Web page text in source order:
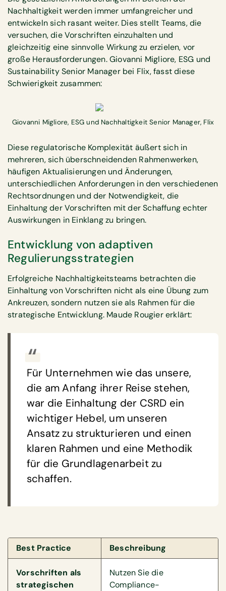
Nachhaltigkeit werden immer umfangreicher und
entwickeln sich rasant weiter. Dies stellt Teams, die
versuchen, die Vorschriften einzuhalten und
gleichzeitig eine sinnvolle Wirkung zu erzielen, vor
große Herausforderungen. Giovanni Migliore, ESG und
Sustainability Senior Manager bei Flix, fasst diese
Schwierigkeit zusammen:
Giovanni Migliore, ESG und Nachhaltigkeit Senior Manager, Flix
Diese regulatorische Komplexität äußert sich in
mehreren, sich überschneidenden Rahmenwerken,
häufigen Aktualisierungen und Änderungen,
unterschiedlichen Anforderungen in den verschiedenen
Rechtsordnungen und der Notwendigkeit, die
Einhaltung der Vorschriften mit der Schaffung echter
Auswirkungen in Einklang zu bringen.
Entwicklung von adaptiven
Regulierungsstrategien
Erfolgreiche Nachhaltigkeitsteams betrachten die
Einhaltung von Vorschriften nicht als eine Übung zum
Ankreuzen, sondern nutzen sie als Rahmen für die
strategische Entwicklung. Maude Rougier erklärt:
Für Unternehmen wie das unsere,
die am Anfang ihrer Reise stehen,
war die Einhaltung der CSRD ein
wichtiger Hebel, um unseren
Ansatz zu strukturieren und einen
klaren Rahmen und eine Methodik
für die Grundlagenarbeit zu
schaffen.
Best Practice Beschreibung
Vorschriften als
strategischen
Nutzen Sie die
Compliance-